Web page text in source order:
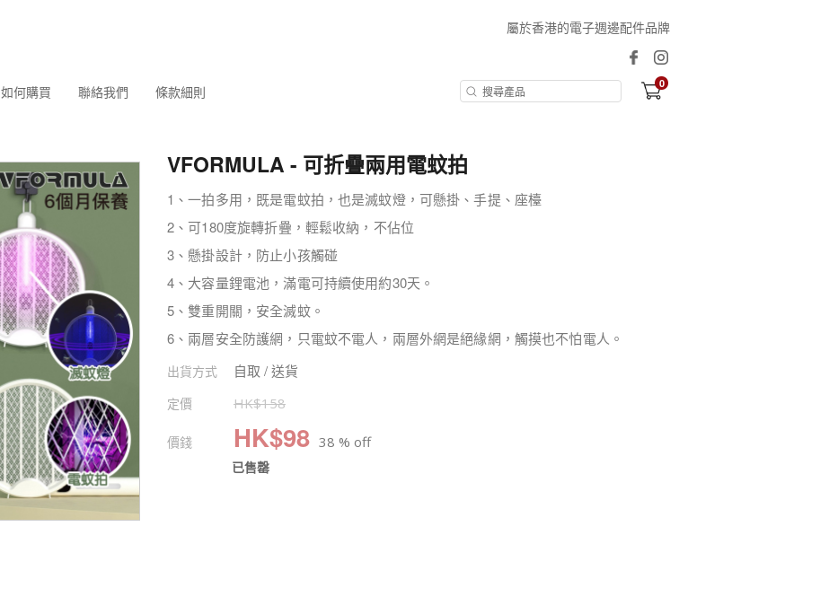
屬於香港的電子週邊配件品牌
如何購買 聯絡我們 條款細則 0
VFORMULA - 可折疊兩用電蚊拍
1、一拍多用，既是電蚊拍，也是滅蚊燈，可懸掛、手提、座檯
2、可180度旋轉折疊，輕鬆收納，不佔位
3、懸掛設計，防止小孩觸碰
4、大容量鋰電池，滿電可持續使用約30天。
5、雙重開關，安全滅蚊。
6、兩層安全防護網，只電蚊不電人，兩層外網是絕緣網，觸摸也不怕電人。
出貨方式 自取 / 送貨
定價 HK$158
價錢 HK$98 38 % off
已售罄